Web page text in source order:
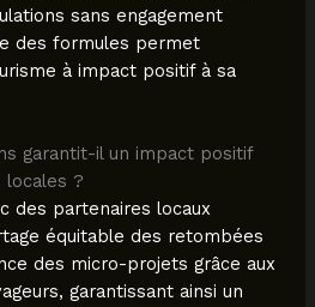
sans engagement
des formules permet
à impact positif à sa
garantit-il un impact positif
locales ?
des partenaires locaux
équitable des retombées
des micro-projets grâce aux
garantissant ainsi un